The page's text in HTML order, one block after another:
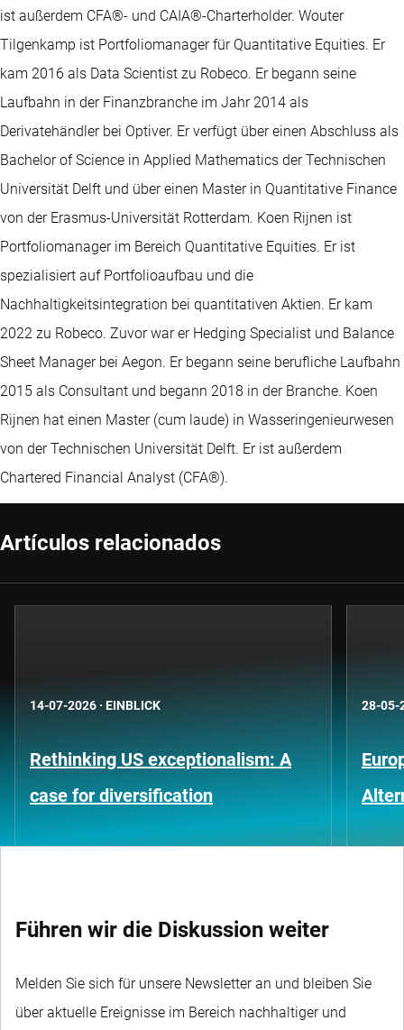
ist außerdem CFA®- und CAIA®-Charterholder. Wouter
Tilgenkamp ist Portfoliomanager für Quantitative Equities. Er
kam 2016 als Data Scientist zu Robeco. Er begann seine
Laufbahn in der Finanzbranche im Jahr 2014 als
Derivatehändler bei Optiver. Er verfügt über einen Abschluss als
Bachelor of Science in Applied Mathematics der Technischen
Universität Delft und über einen Master in Quantitative Finance
von der Erasmus-Universität Rotterdam. Koen Rijnen ist
Portfoliomanager im Bereich Quantitative Equities. Er ist
spezialisiert auf Portfolioaufbau und die
Nachhaltigkeitsintegration bei quantitativen Aktien. Er kam
2022 zu Robeco. Zuvor war er Hedging Specialist und Balance
Sheet Manager bei Aegon. Er begann seine berufliche Laufbahn
2015 als Consultant und begann 2018 in der Branche. Koen
Rijnen hat einen Master (cum laude) in Wasseringenieurwesen
von der Technischen Universität Delft. Er ist außerdem
Chartered Financial Analyst (CFA®).
Artículos relacionados
14-07-2026 · EINBLICK
Rethinking US exceptionalism: A
case for diversification
28-05-
Führen wir die Diskussion weiter
Melden Sie sich für unsere Newsletter an und bleiben Sie
über aktuelle Ereignisse im Bereich nachhaltiger und